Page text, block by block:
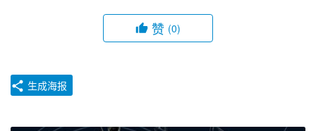
赞 (0)
生成海报